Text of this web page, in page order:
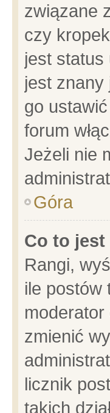
związane
czy
jest
jest
go
forum
Jeżeli nie
Góra
Co to
Rangi,
ile postów
zmienić
licznik
takich